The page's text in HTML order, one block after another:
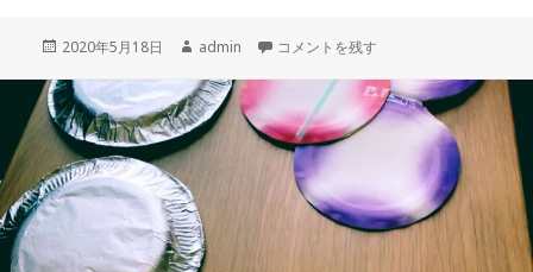
c
e
b
o
o
e r
e
a
d
y
Li
n
k
投
日:
2020年5月18日
作
者
admin 「おうち生活どうしてますか？～パパ
コメントを残す